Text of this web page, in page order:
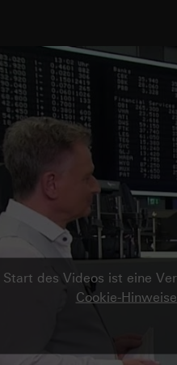
Start des Videos ist eine
Cookie-